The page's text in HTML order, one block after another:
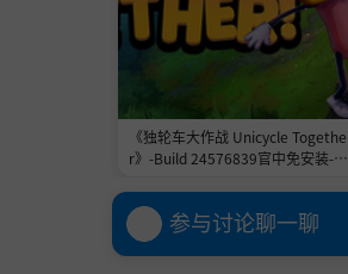
《独轮车大作战 Unicycle Togethe
r》-Build 24576839官中免安装-简
参与讨论聊一聊